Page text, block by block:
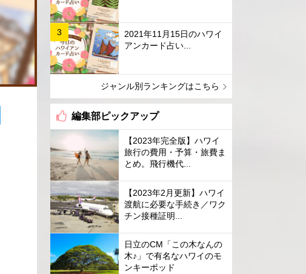
2021年11月15日のハワイ
アンカード占い...
ジャンル別ランキングはこちら
編集部ピックアップ
【2023年完全版】ハワイ
旅行の費用・予算・旅費ま
とめ。飛行機代...
【2023年2月更新】ハワイ
渡航に必要な手続き／ワク
チン接種証明...
日立のCM「この木なんの
木♪」で有名なハワイのモ
ンキーポッド